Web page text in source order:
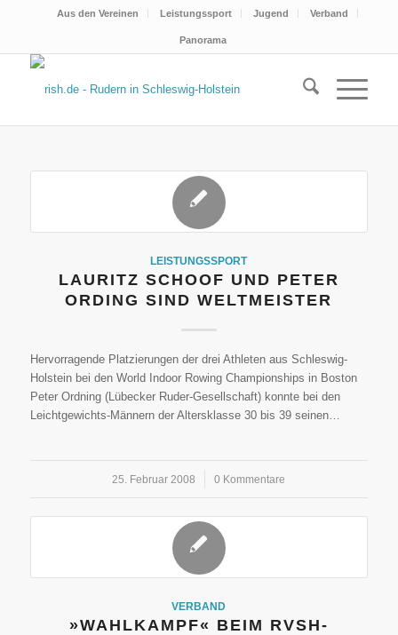
Aus den Vereinen Leistungssport Jugend Verband
Panorama
LEISTUNGSSPORT
LAURITZ SCHOOF UND PETER
ORDING SIND WELTMEISTER
Hervorragende Platzierungen der drei Athleten aus Schleswig-
Holstein bei den World Indoor Rowing Championships in Boston
Peter Ordning (Lübecker Ruder-Gesellschaft) konnte bei den
Leichtgewichts-Männern der Altersklasse 30 bis 39 seinen…
25. Februar 2008
/ 0 Kommentare
VERBAND
»WAHLKAMPF« BEIM RVSH-